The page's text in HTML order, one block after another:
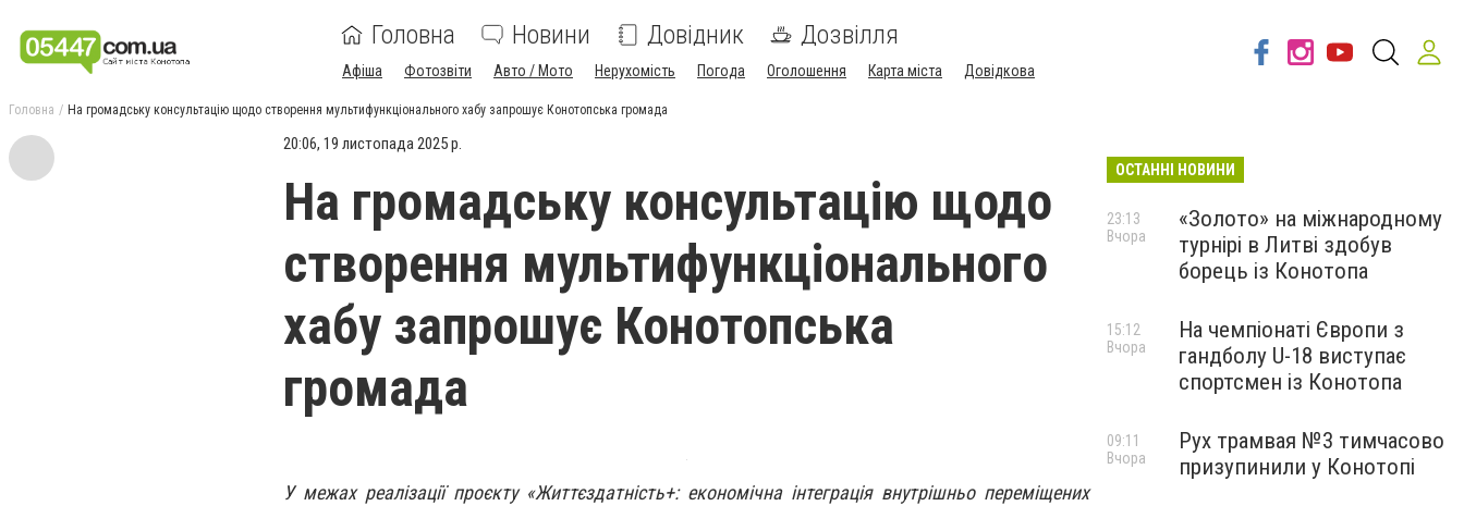
Головна Новини Довідник Дозвілля
Афіша Фотозвіти Авто / Мото Нерухомість Погода Оголошення Карта міста Довідкова
Головна На громадську консультацію щодо створення мультифункціонального хабу запрошує Конотопська громада
20:06, 19 листопада 2025 р.
На громадську консультацію щодо
створення мультифункціонального
хабу запрошує Конотопська
громада
У межах реалізації проєкту «Життєздатність+: економічна інтеграція внутрішньо переміщених
ОСТАННІ НОВИНИ
«Золото» на міжнародному
турнірі в Литві здобув
борець із Конотопа
23:13
Вчора
На чемпіонаті Європи з
гандболу U-18 виступає
спортсмен із Конотопа
15:12
Вчора
Рух трамвая №3 тимчасово
призупинили у Конотопі
09:11
Вчора